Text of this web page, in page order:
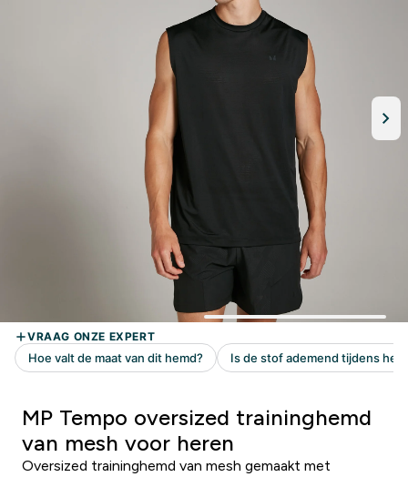
MP Tempo oversized traininghemd
van mesh voor heren
Oversized traininghemd van mesh gemaakt met